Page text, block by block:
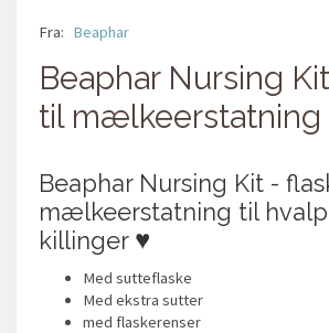
Fra: Beaphar
Beaphar Nursing
til mælkeerstatning
Beaphar Nursing Kit -
mælkeerstatning til
killinger ♥
Med sutteflaske
Med ekstra sutter
med flaskerenser